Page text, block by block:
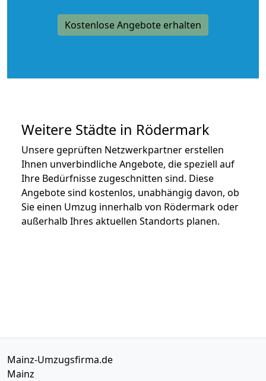
Kostenlose Angebote erhalten
Weitere Städte in Rödermark
Unsere geprüften Netzwerkpartner erstellen
Ihnen unverbindliche Angebote, die speziell auf
Ihre Bedürfnisse zugeschnitten sind. Diese
Angebote sind kostenlos, unabhängig davon, ob
Sie einen Umzug innerhalb von Rödermark oder
außerhalb Ihres aktuellen Standorts planen.
Mainz-Umzugsfirma.de
Mainz